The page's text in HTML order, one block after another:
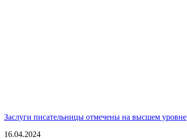
Заслуги писательницы отмечены на высшем уровне
16.04.2024